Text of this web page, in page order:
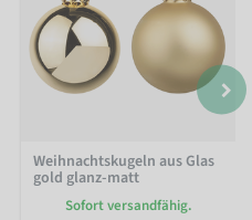
Weihnachtskugeln aus Glas
gold glanz-matt
Sofort versandfähig.